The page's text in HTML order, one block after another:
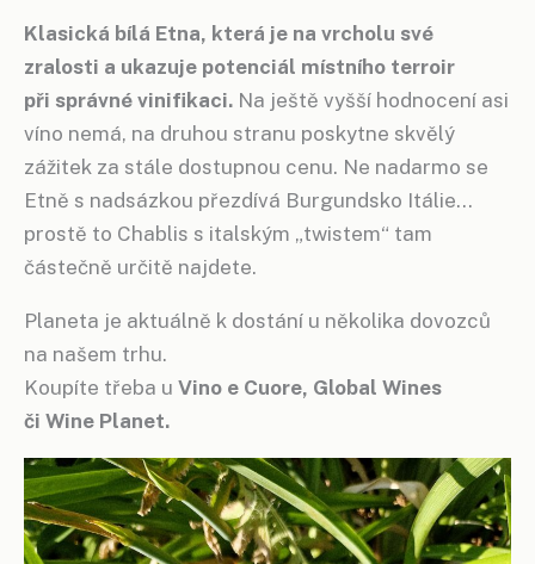
Klasická bílá Etna, která je na vrcholu své
zralosti a ukazuje potenciál místního terroir
při správné vinifikaci. Na ještě vyšší hodnocení asi
víno nemá, na druhou stranu poskytne skvělý
zážitek za stále dostupnou cenu. Ne nadarmo se
Etně s nadsázkou přezdívá Burgundsko Itálie…
prostě to Chablis s italským „twistem“ tam
částečně určitě najdete.
Planeta je aktuálně k dostání u několika dovozců
na našem trhu.
Koupíte třeba u Vino e Cuore, Global Wines
či Wine Planet.